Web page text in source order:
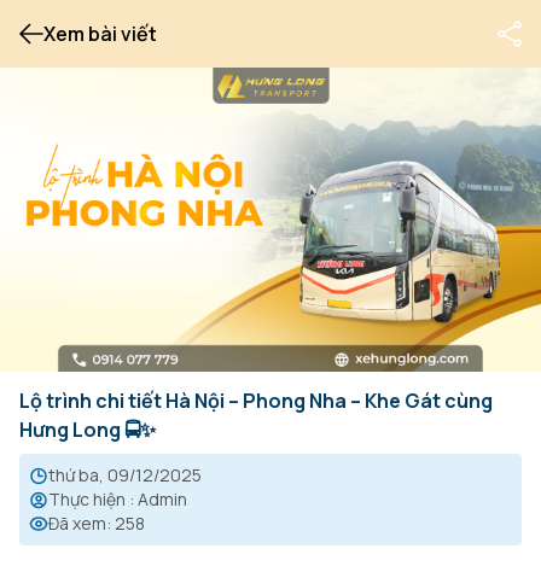
Xem bài viết
Lộ trình chi tiết Hà Nội – Phong Nha – Khe Gát cùng
Hưng Long 🚍✨
thứ ba, 09/12/2025
Thực hiện : Admin
Đã xem: 258